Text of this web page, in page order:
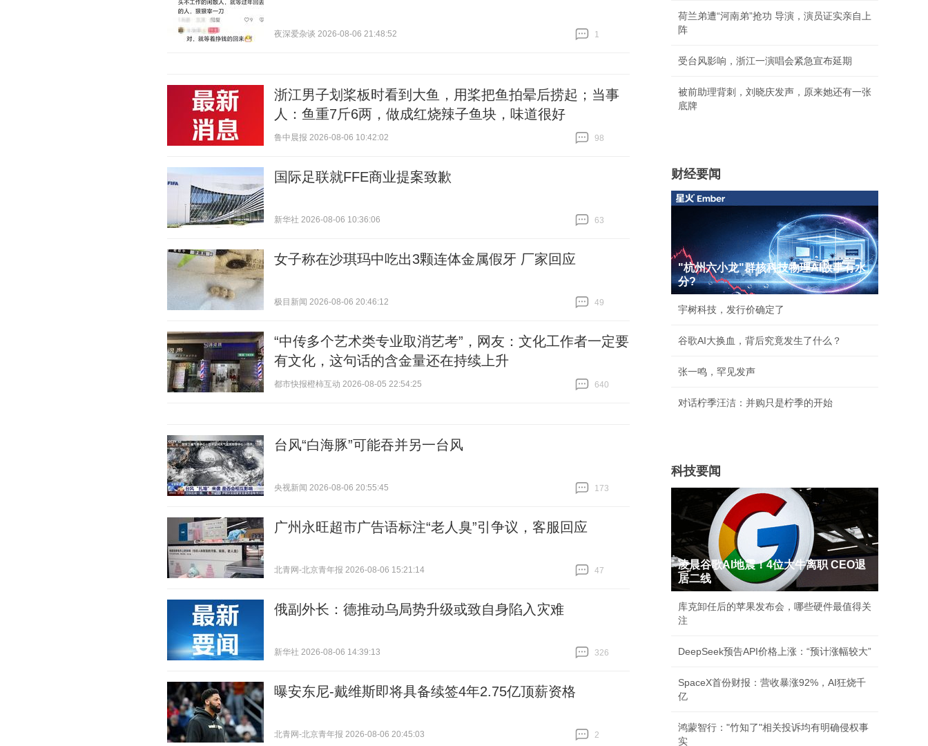
夜深爱杂谈 2026-08-06 21:48:52
1
浙江男子划桨板时看到大鱼，用桨把鱼拍晕后捞起；当事
人：鱼重7斤6两，做成红烧辣子鱼块，味道很好
鲁中晨报 2026-08-06 10:42:02
98
国际足联就FFE商业提案致歉
新华社 2026-08-06 10:36:06
63
女子称在沙琪玛中吃出3颗连体金属假牙 厂家回应
极目新闻 2026-08-06 20:46:12
49
“中传多个艺术类专业取消艺考”，网友：文化工作者一定要
有文化，这句话的含金量还在持续上升
都市快报橙柿互动 2026-08-05 22:54:25
640
台风“白海豚”可能吞并另一台风
央视新闻 2026-08-06 20:55:45
173
广州永旺超市广告语标注“老人臭”引争议，客服回应
北青网-北京青年报 2026-08-06 15:21:14
47
俄副外长：德推动乌局势升级或致自身陷入灾难
新华社 2026-08-06 14:39:13
326
曝安东尼-戴维斯即将具备续签4年2.75亿顶薪资格
北青网-北京青年报 2026-08-06 20:45:03
2
荷兰弟遭“河南弟”抢功 导演，演员证实亲自上
阵
受台风影响，浙江一演唱会紧急宣布延期
被前助理背刺，刘晓庆发声，原来她还有一张
底牌
财经要闻
"杭州六小龙"群核科技物理AI故事有水
分?
宇树科技，发行价确定了
谷歌AI大换血，背后究竟发生了什么？
张一鸣，罕见发声
对话柠季汪洁：并购只是柠季的开始
科技要闻
凌晨谷歌AI地震！4位大牛离职 CEO退
居二线
库克卸任后的苹果发布会，哪些硬件最值得关
注
DeepSeek预告API价格上涨：“预计涨幅较大”
SpaceX首份财报：营收暴涨92%，AI狂烧千
亿
鸿蒙智行："竹知了"相关投诉均有明确侵权事
实